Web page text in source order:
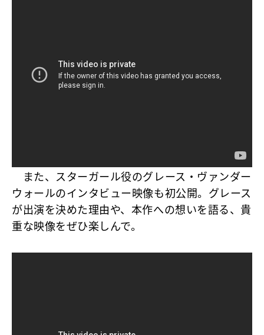
また、スターガール役のグレース・ヴァンダー
ウォールのインタビュー映像も初公開。グレース
が出演を決めた理由や、本作への想いを語る、貴
重な映像をぜひ楽しんで。